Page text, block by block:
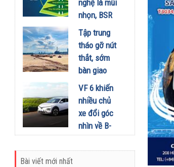
Lifestyle
Icy Bar thời
thượng đổ
bộ 6 tỉnh
thành mùa
hè này
10/07/2026
nghệ là mũi
nhọn, BSR
kiến tạo
NMLD
Dung Quất
thành nhà
máy thông
minh
09/07/2026
Tập trung
tháo gỡ nút
thắt, sớm
bàn giao
mặt bằng
Dự án
Nâng cấp,
mở rộng
NMLD
VF 6 khiến
nhiều chủ
xe đổi góc
nhìn về B-
SUV: Hơn
600 triệu
Bài viết mới nhất